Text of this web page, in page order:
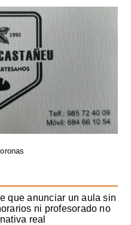
que anunciar un aula sin
ni profesorado no
real